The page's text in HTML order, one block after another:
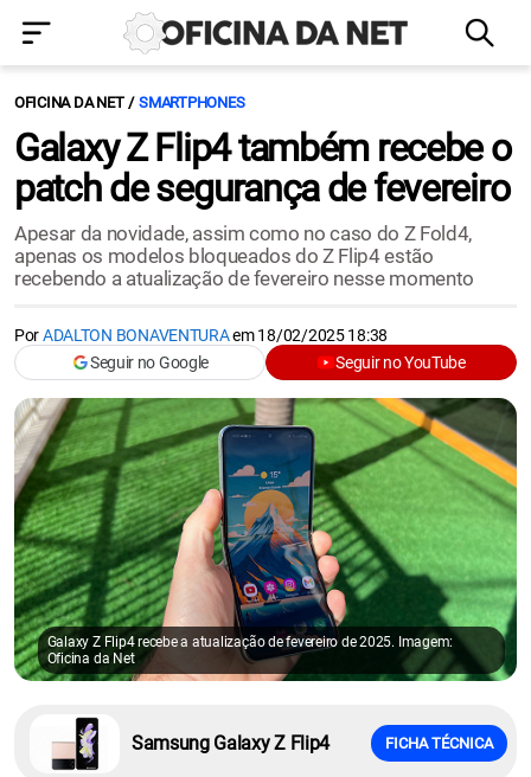
OFICINA DA NET SMARTPHONES
Galaxy Z Flip4 também recebe o
patch de segurança de fevereiro
Apesar da novidade, assim como no caso do Z Fold4,
apenas os modelos bloqueados do Z Flip4 estão
recebendo a atualização de fevereiro nesse momento
PorADALTON BONAVENTURAem18/02/2025 18:38
Seguir no Google
Seguir no YouTube
Galaxy Z Flip4 recebe a atualização de fevereiro de 2025. Imagem:
Oficina da Net
Samsung Galaxy Z Flip4 FICHA TÉCNICA